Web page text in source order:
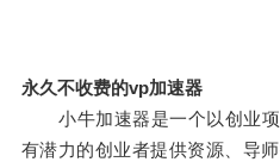
永久不收费的vp加速器
小牛加速器是一个以创业项
有潜力的创业者提供资源、导